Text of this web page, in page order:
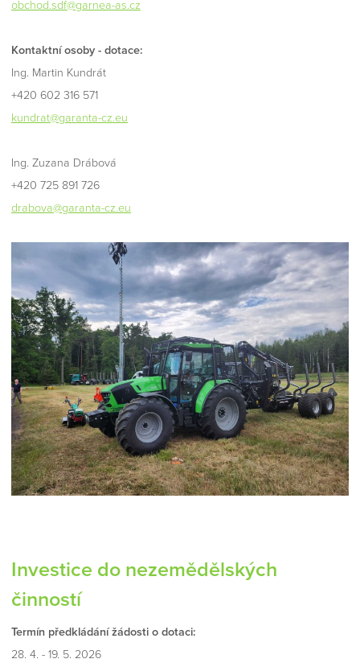
obchod.sdf@garnea-as.cz
Kontaktní osoby - dotace:
Ing. Martin Kundrát
+420 602 316 571
kundrat@garanta-cz.eu
Ing. Zuzana Drábová
+420 725 891 726
drabova@garanta-cz.eu
Investice do nezemědělských
činností
Termín předkládání žádosti o dotaci:
28. 4. - 19. 5. 2026